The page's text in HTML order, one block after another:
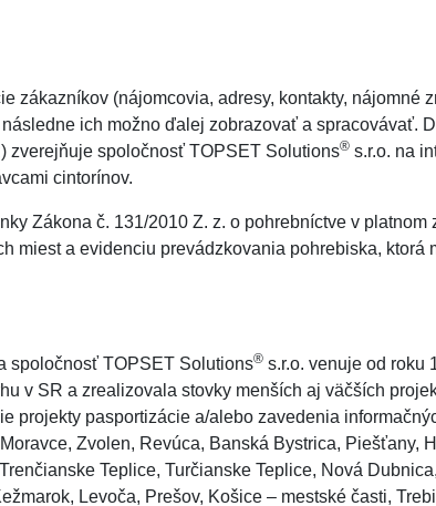
zákazníkov (nájomcovia, adresy, kontakty, nájomné
ich možno ďalej zobrazovať a spracovávať.
zverejňuje spoločnosť TOPSET Solutions® s.r.o. na
cintorínov.
Zákona č. 131/2010 Z. z. o pohrebníctve v platnom
miest a evidenciu prevádzkovania pohrebiska, ktorá
spoločnosť TOPSET Solutions® s.r.o. venuje od roku
v SR a zrealizovala stovky menších aj väčších
projekty pasportizácie a/alebo zavedenia
Zvolen, Revúca, Banská Bystrica, Piešťany,
Teplice, Turčianske Teplice, Nová
Levoča, Prešov, Košice – mestské časti,